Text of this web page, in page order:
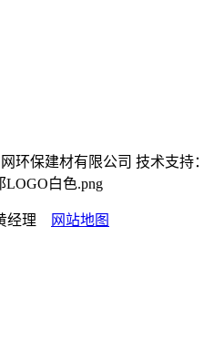
环保建材有限公司 技术支持：
经理 网站地图